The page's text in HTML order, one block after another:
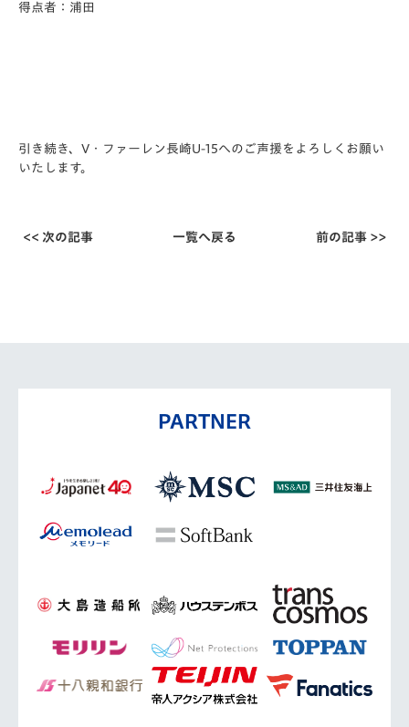
得点者：浦田
引き続き、V・ファーレン長崎U-15へのご声援をよろしくお願い
いたします。
<< 次の記事 一覧へ戻る 前の記事 >>
PARTNER